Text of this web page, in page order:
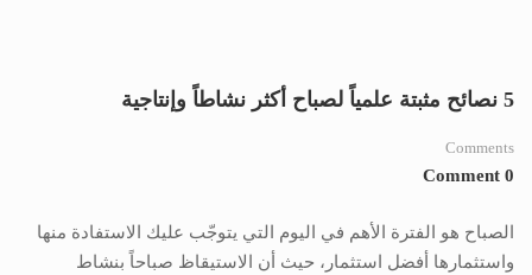
5 نصائح مثبتة علمياً لصباح أكثر نشاطاً وإنتاجية
Comments
0 Comment
الصباح هو الفترة الأهم في اليوم التي يتوجّب عليك الاستفادة منها
واستثمارها أفضل استثمار، حيث أن الاستيقاظ صباحاً بنشاط